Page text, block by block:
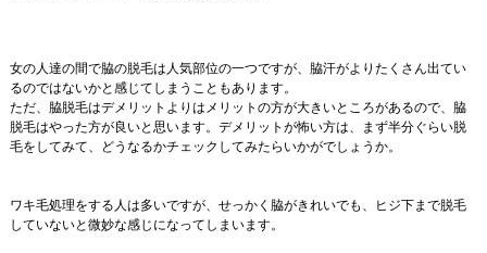
女の人達の間で脇の脱毛は人気部位の一つですが、脇汗がよりたくさん出てい
るのではないかと感じてしまうこともあります。
ただ、脇脱毛はデメリットよりはメリットの方が大きいところがあるので、脇
脱毛はやった方が良いと思います。デメリットが怖い方は、まず半分ぐらい脱
毛をしてみて、どうなるかチェックしてみたらいかがでしょうか。
ワキ毛処理をする人は多いですが、せっかく脇がきれいでも、ヒジ下まで脱毛
していないと微妙な感じになってしまいます。